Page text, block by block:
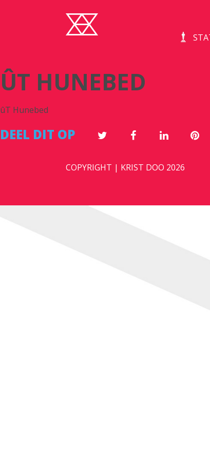
ÛT HUNEBED
ûT Hunebed
DEEL DIT OP
COPYRIGHT | KRIST DOO 2026